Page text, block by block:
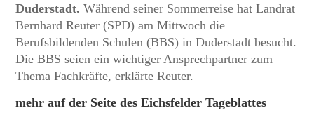
Duderstadt. Während seiner Sommerreise hat Landrat
Bernhard Reuter (SPD) am Mittwoch die
Berufsbildenden Schulen (BBS) in Duderstadt besucht.
Die BBS seien ein wichtiger Ansprechpartner zum
Thema Fachkräfte, erklärte Reuter.
mehr auf der Seite des Eichsfelder Tageblattes